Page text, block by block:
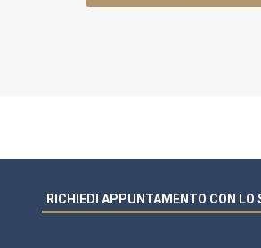
RICHIEDI APPUNTAMENTO CON LO